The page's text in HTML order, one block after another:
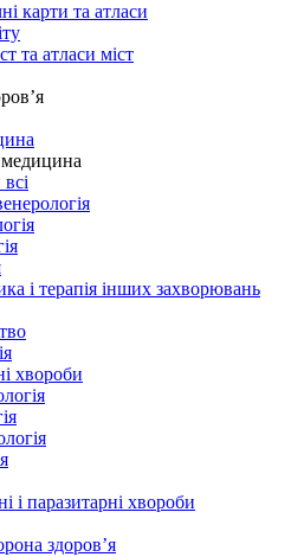
карти та атласи
та атласи міст
медицина
і терапія інших захворювань
хвороби
і паразитарні хвороби
здоров’я